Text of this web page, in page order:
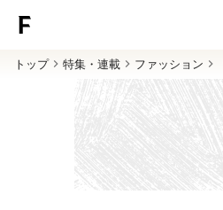
トップ 特集・連載 ファッション